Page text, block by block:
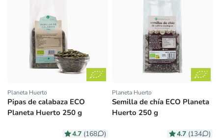
Proveedor:
Planeta Huerto
Pipas de calabaza ECO
Planeta Huerto 250 g
4.7 (168 )
Proveedor:
Planeta Huerto
Semilla de chía ECO Planeta
Huerto 250 g
4.7 (134 )